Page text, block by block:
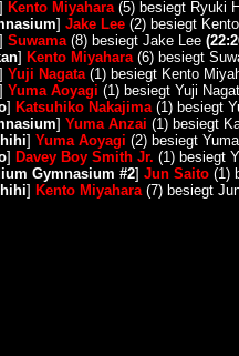
] Kento Miyahara(5) besiegt Ryuki
] Jake Lee(2) besiegt
] Suwama(8) besiegt Jake Lee
] Kento Miyahara(6) besiegt
] Yuji Nagata(1) besiegt Kento
] Yuma Aoyagi (1) besiegt Yuji
] Katsuhiko Nakajima(1) besiegt
] Yuma Anzai (1) besiegt
] Yuma Aoyagi (2) besiegt
] Davey Boy Smith Jr. (1) besiegt
Gymnasium #2] Jun Saito(1)
] Kento Miyahara(7) besiegt